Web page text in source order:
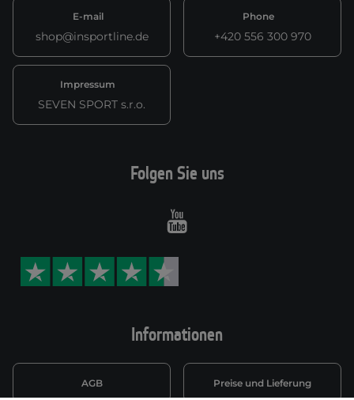
E-mail
shop@insportline.de
Phone
+420 556 300 970
Impressum
SEVEN SPORT s.r.o.
Informationen
AGB Preise und Lieferung
Folgen Sie uns
Youtube